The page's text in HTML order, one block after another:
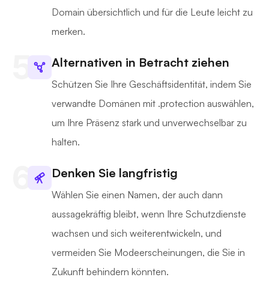
Domain übersichtlich und für die Leute leicht zu
merken.
Alternativen in Betracht ziehen
Schützen Sie Ihre Geschäftsidentität, indem Sie
verwandte Domänen mit .protection auswählen,
um Ihre Präsenz stark und unverwechselbar zu
halten.
Denken Sie langfristig
Wählen Sie einen Namen, der auch dann
aussagekräftig bleibt, wenn Ihre Schutzdienste
wachsen und sich weiterentwickeln, und
vermeiden Sie Modeerscheinungen, die Sie in
Zukunft behindern könnten.